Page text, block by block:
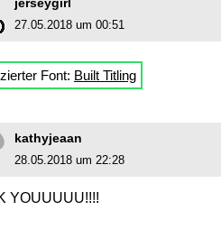
27.05.2018 um 00:51
Font: Built Titling
kathyjeaan
28.05.2018 um 22:28
YOUUUUU!!!!